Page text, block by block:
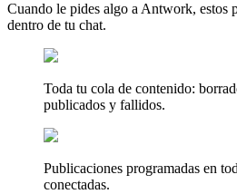
Cuando le pides algo a Antwork, estos
dentro de tu chat.
Toda tu cola de contenido:
publicados y fallidos.
Publicaciones programadas en
conectadas.